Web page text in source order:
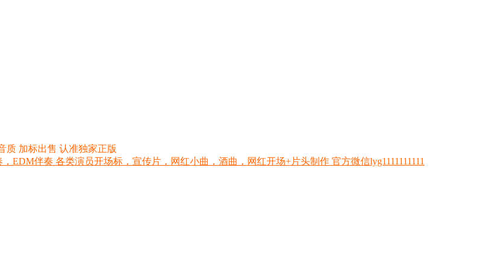
质 加标出售 认准独家正版
EDM伴奏 各类演员开场标，宣传片，网红小曲，酒曲，网红开场+片头制作 官方微信lyg1111111111